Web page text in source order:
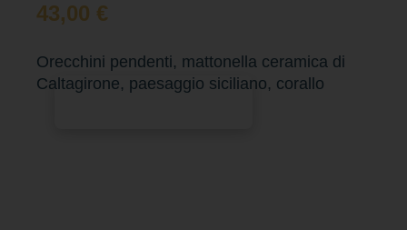
43,00 €
Orecchini pendenti, mattonella ceramica di
Caltagirone, paesaggio siciliano, corallo